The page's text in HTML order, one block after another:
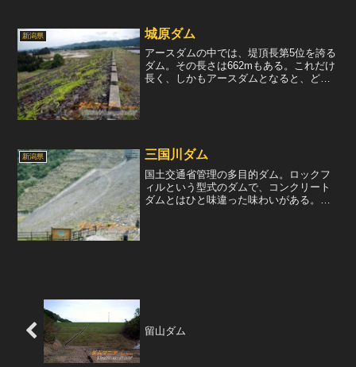
新潟県 城原ダム
アースダムの中では、堤頂長第5位を誇る
ダム。その長さは662mもある。これだけ
長く、しかもアースダムとなると、どこ
新潟県 三国川ダム
国土交通省管理の多目的ダム。ロックフ
ィルという型式のダムで、コンクリート
ダムとはひと味違った味わいがある。堤
留山ダム